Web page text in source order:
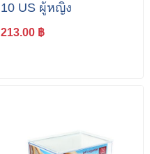
10 US ผู้หญิง
213.00 ฿